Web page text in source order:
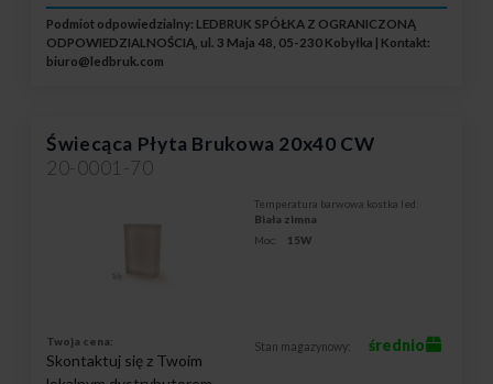
Podmiot odpowiedzialny: LEDBRUK SPÓŁKA Z OGRANICZONĄ
ODPOWIEDZIALNOŚCIĄ, ul. 3 Maja 48, 05-230 Kobyłka | Kontakt:
biuro@ledbruk.com
Świecąca Płyta Brukowa 20x40 CW
20-0001-70
Temperatura barwowa kostka led:
Biała zimna
Moc:
15W
Twoja cena:
Skontaktuj się z Twoim
Stan magazynowy: średnio